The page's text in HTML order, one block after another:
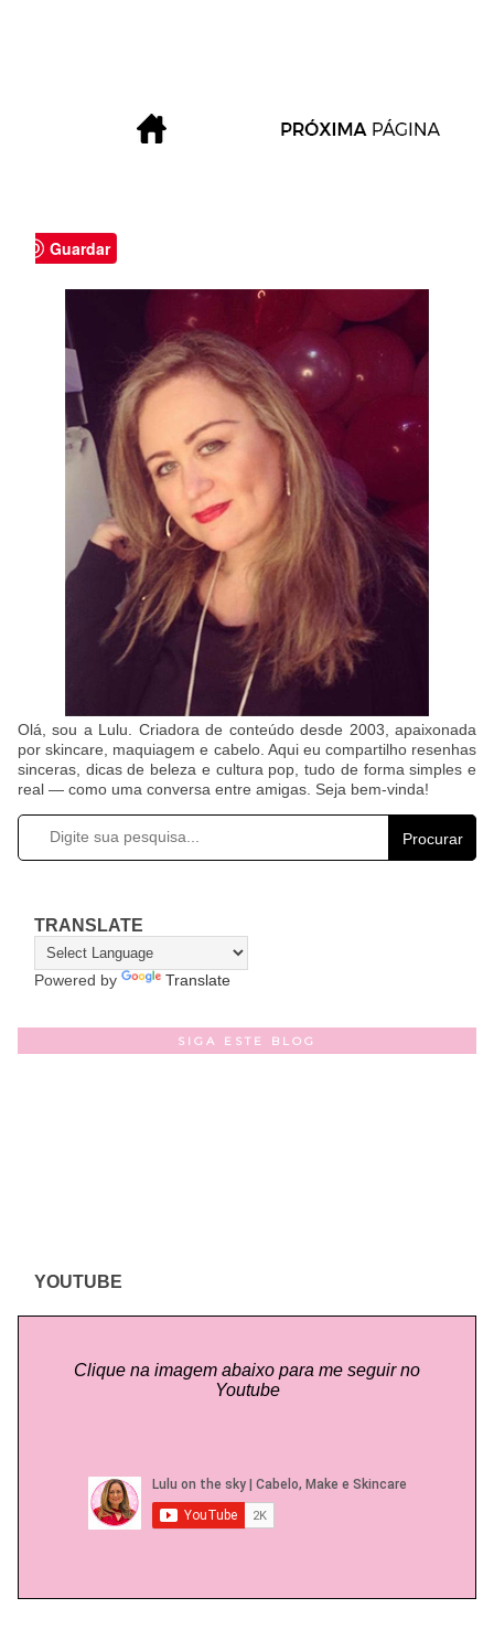
Guardar
Olá, sou a Lulu. Criadora de conteúdo desde 2003, apaixonada
por skincare, maquiagem e cabelo. Aqui eu compartilho resenhas
sinceras, dicas de beleza e cultura pop, tudo de forma simples e
real — como uma conversa entre amigas. Seja bem-vinda!
Procurar
TRANSLATE
Powered by Translate
SIGA ESTE BLOG
YOUTUBE
Clique na imagem abaixo para me seguir no
Youtube